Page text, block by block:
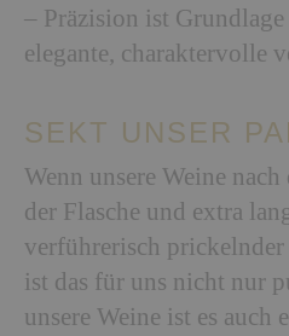
– Präzision ist
elegante, charaktervolle
SEKT UNSER
Wenn unsere Weine
der Flasche und extra
verführerisch prickelnder
ist das für uns nicht nur
unsere Weine ist es auch